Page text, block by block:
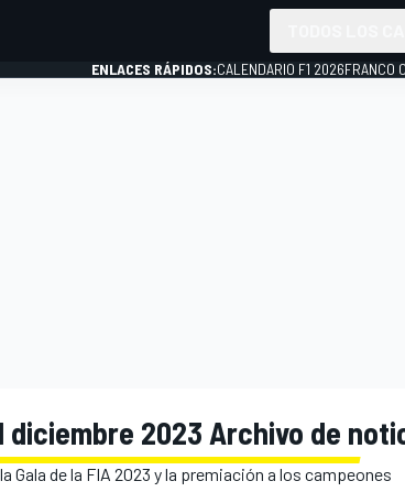
ENLACES RÁPIDOS:CALENDARIO F1 2026FRANCO
diciembre 2023 Archivo de
Gala de la FIA 2023 y la premiación a los campeones